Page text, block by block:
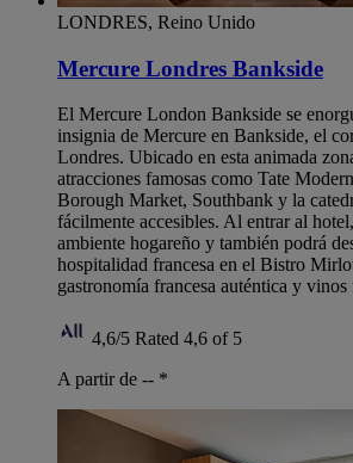
LONDRES, Reino Unido
Mercure Londres Bankside
El Mercure London Bankside se
insignia de Mercure en Bankside, el
Londres. Ubicado en esta animada
atracciones famosas como Tate
Borough Market, Southbank y la
fácilmente accesibles. Al entrar al
ambiente hogareño y también podrá
hospitalidad francesa en el Bistro
gastronomía francesa auténtica y vinos
4,6/5 Rated 4,6 of 5
A partir de -- *